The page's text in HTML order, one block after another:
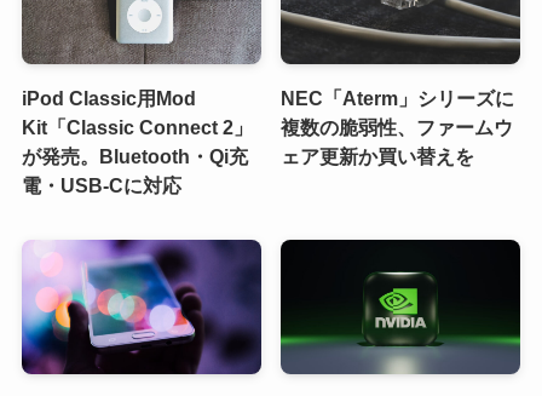
iPod Classic用Mod
Kit「Classic Connect 2」
が発売。Bluetooth・Qi充
電・USB-Cに対応
NEC「Aterm」シリーズに
複数の脆弱性、ファームウ
ェア更新か買い替えを